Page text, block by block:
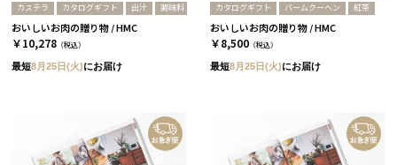
カステラ カタログギフト 出汁 調味料
おいしいお肉の贈り物 / HMC
￥10,278 （税込）
最短8月25日(火)にお届け
カタログギフト バームクーヘン 紅茶
おいしいお肉の贈り物 / HMC
￥8,500 （税込）
最短8月25日(火)にお届け